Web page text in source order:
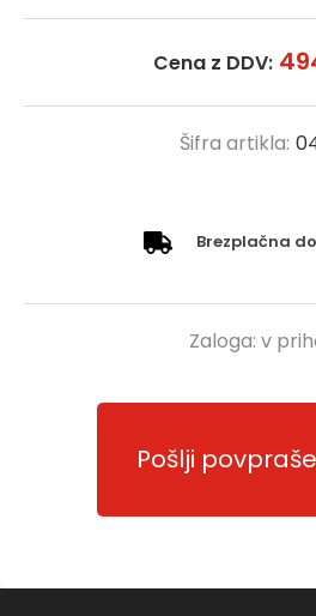
Cena z DDV:
Šifra artikla:
Brezplačna
Zaloga: v
Pošlji